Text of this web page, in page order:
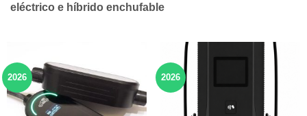
eléctrico e híbrido enchufable
2026 2026